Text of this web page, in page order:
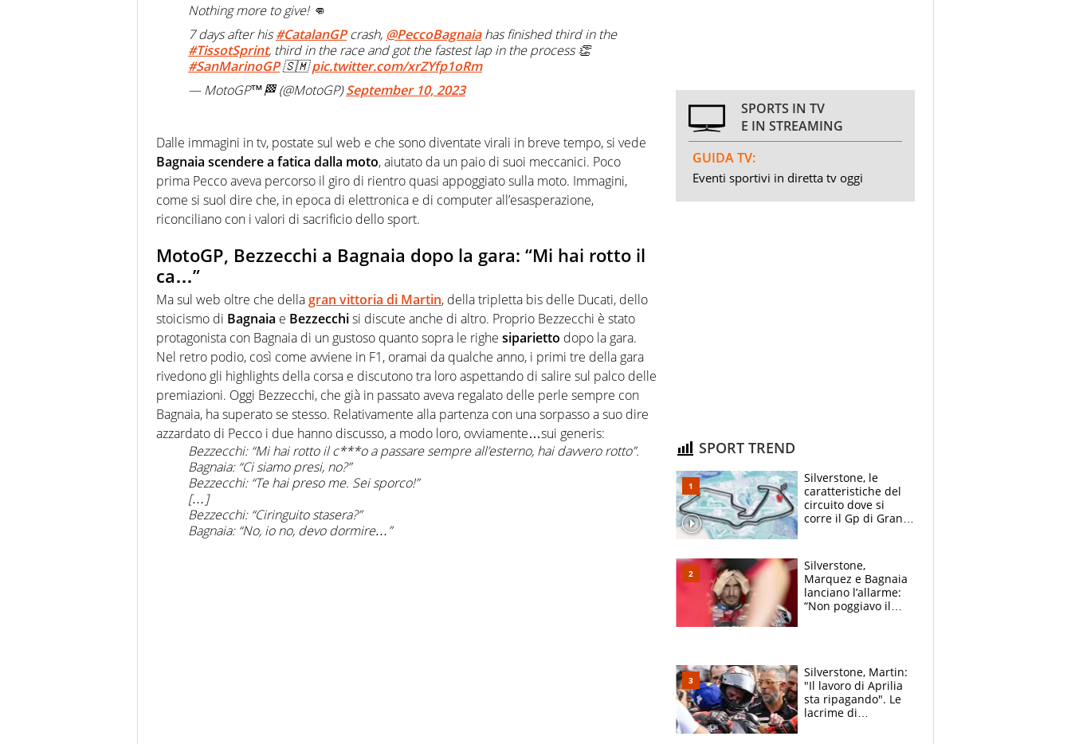
Nothing more to give! 👊
7 days after his#CatalanGPcrash, @PeccoBagnaiahas finished third in the
#TissotSprint, third in the race and got the fastest lap in the process 👏
#SanMarinoGP🇸🇲pic.twitter.com/xrZYfp1oRm
— MotoGP™🏁 (@MotoGP)September 10, 2023
Dalle immagini in tv, postate sul web e che sono diventate virali in breve tempo, si vede
Bagnaia scendere a fatica dalla moto, aiutato da un paio di suoi meccanici. Poco
prima Pecco aveva percorso il giro di rientro quasi appoggiato sulla moto. Immagini,
come si suol dire che, in epoca di elettronica e di computer all’esasperazione,
riconciliano con i valori di sacrificio dello sport.
MotoGP, Bezzecchi a Bagnaia dopo la gara: “Mi hai rotto il
ca…”
Ma sul web oltre che dellagran vittoria di Martin, della tripletta bis delle Ducati, dello
stoicismo di Bagnaia e Bezzecchisi discute anche di altro. Proprio Bezzecchi è stato
protagonista con Bagnaia di un gustoso quanto sopra le righe siparietto dopo la gara.
Nel retro podio, così come avviene in F1, oramai da qualche anno, i primi tre della gara
rivedono gli highlights della corsa e discutono tra loro aspettando di salire sul palco delle
premiazioni. Oggi Bezzecchi, che già in passato aveva regalato delle perle sempre con
Bagnaia, ha superato se stesso. Relativamente alla partenza con una sorpasso a suo dire
azzardato di Pecco i due hanno discusso, a modo loro, ovviamente…sui generis:
Bezzecchi: “Mi hai rotto il c***o a passare sempre all’esterno, hai davvero rotto”.
Bagnaia: “Ci siamo presi, no?”
Bezzecchi: “Te hai preso me. Sei sporco!”
[…]
Bezzecchi: “Ciringuito stasera?”
Bagnaia: “No, io no, devo dormire…”
SPORTS IN TV
E IN STREAMING
GUIDA TV:
Eventi sportivi in diretta tv oggi
SPORT TREND
Silverstone, le
caratteristiche del
circuito dove si
corre il Gp di Gran
Silverstone,
Marquez e Bagnaia
lanciano l’allarme:
“Non poggiavo il
Silverstone, Martin:
"Il lavoro di Aprilia
sta ripagando". Le
lacrime di